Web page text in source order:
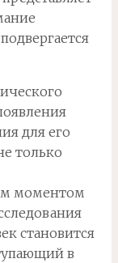
для его
только
моментом
становится
в